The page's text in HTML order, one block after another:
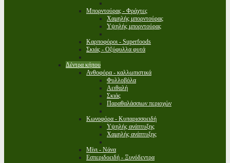
Μπορντούρας - Φράχτες
Χαμηλής μπορντούρας
Υψηλής μπορντούρας
Καρποφόροι - Superfoods
Σκιάς - Οξύφυλλα φυτά
Δέντρα κήπου
Ανθοφόρα - καλλωπιστικά
Φυλλοβόλα
Αειθαλή
Σκιάς
Παραθαλάσσιων περιοχών
Κωνοφόρα - Κυπαρισσοειδή
Υψηλής ανάπτυξης
Χαμηλής ανάπτυξης
Μίνι - Νάνα
Εσπεριδοειδή - Ξυνόδεντρα